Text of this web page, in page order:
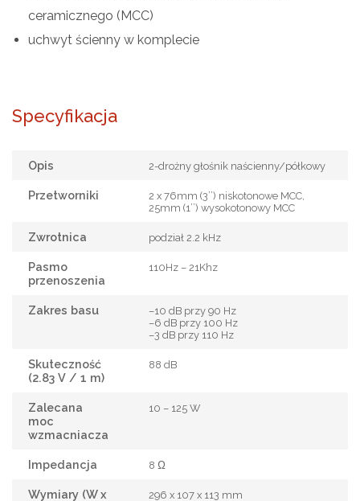
ceramicznego (MCC)
uchwyt ścienny w komplecie
Specyfikacja
Opis 2-drożny głośnik naścienny/półkowy
Przetworniki
2 x 76mm (3’’) niskotonowe MCC,
25mm (1’’) wysokotonowy MCC
Zwrotnica podział 2.2 kHz
Pasmo
przenoszenia
110Hz – 21Khz
Zakres basu
–10 dB przy 90 Hz
–6 dB przy 100 Hz
–3 dB przy 110 Hz
Skuteczność
(2.83 V / 1 m)
88 dB
Zalecana
moc
wzmacniacza
10 – 125 W
Impedancja 8 Ω
Wymiary (W x
296 x 107 x 113 mm